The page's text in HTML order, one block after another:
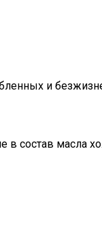
и
в состав масла